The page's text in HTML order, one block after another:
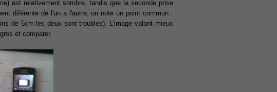
est relativement sombre, tandis que la seconde prise
diférente de l'un a l'autre, on note un point commun :
de 5cm les deux sont troubles). L'image valant mieux
et comparer.